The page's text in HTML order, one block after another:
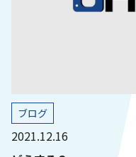
ブログ
2021.12.16